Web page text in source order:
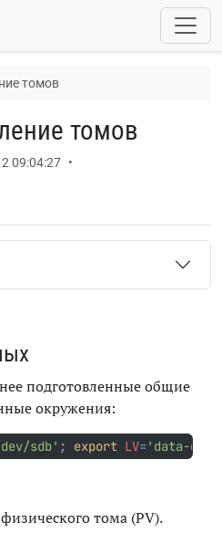
томов
томов
09:04:27 •
подготовленные общие
окружения:
sdb' ; export LV='data-
тома (PV).